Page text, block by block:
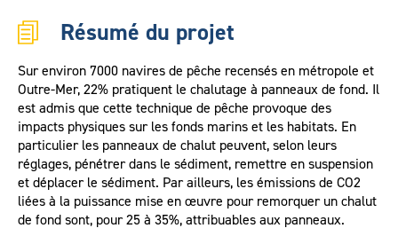
Résumé du projet
Sur environ 7000 navires de pêche recensés en métropole et
Outre-Mer, 22% pratiquent le chalutage à panneaux de fond. Il
est admis que cette technique de pêche provoque des
impacts physiques sur les fonds marins et les habitats. En
particulier les panneaux de chalut peuvent, selon leurs
réglages, pénétrer dans le sédiment, remettre en suspension
et déplacer le sédiment. Par ailleurs, les émissions de CO2
liées à la puissance mise en œuvre pour remorquer un chalut
de fond sont, pour 25 à 35%, attribuables aux panneaux.